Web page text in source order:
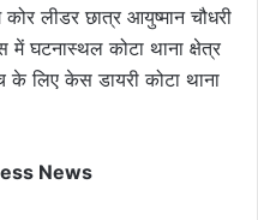
लीडर छात्र आयुष्मान चौधरी
घटनास्थल कोटा थाना क्षेत्र
के लिए केस डायरी कोटा थाना
News